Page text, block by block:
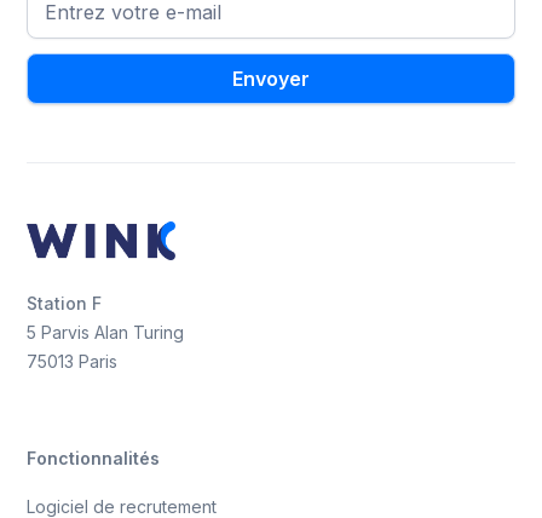
Station F
5 Parvis Alan Turing
75013 Paris
Fonctionnalités
Logiciel de recrutement